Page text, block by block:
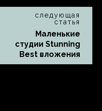
следующая
статья
Маленькие
студии Stunning
Best вложения